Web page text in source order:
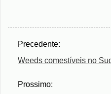
Precedente:
Weeds comestíveis no
Prossimo: